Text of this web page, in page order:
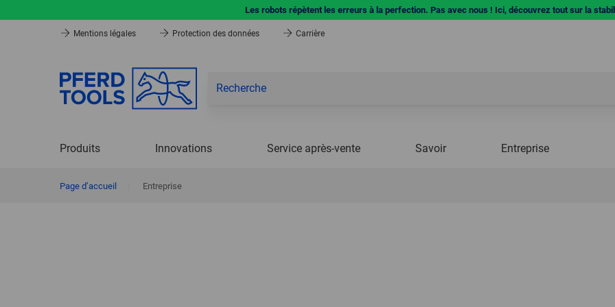
Les robots répètent les erreurs à la perfection. Pas avec nous ! Ici, découvrez tout sur la
Mentions légales Protection des données Carrière
Produits Innovations Service après-vente Savoir Entreprise
Page d’accueil Entreprise